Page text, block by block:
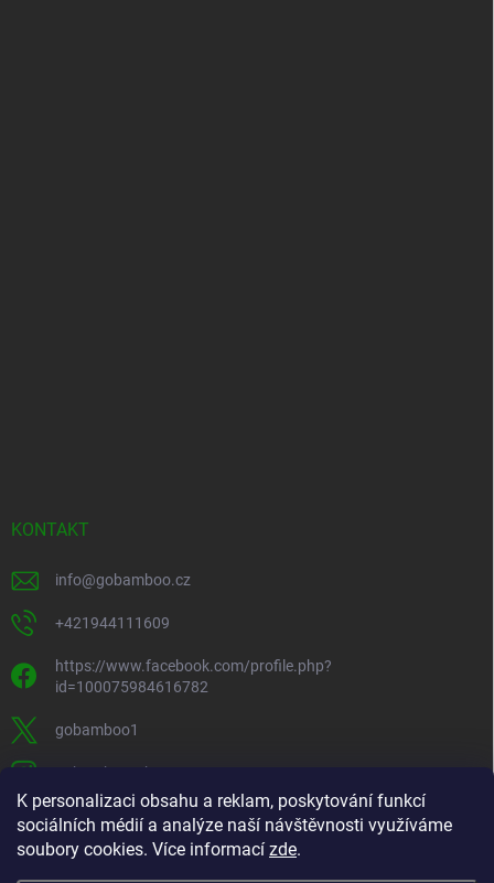
K personalizaci obsahu a reklam, poskytování funkcí
sociálních médií a analýze naší návštěvnosti využíváme
soubory cookies. Více informací zde.
KONTAKT
info@gobamboo.cz
+421944111609
https://www.facebook.com/profile.php?
id=100075984616782
gobamboo1
gobamboo_sk
+421944111609
https://www.youtube.com/@gobamb00